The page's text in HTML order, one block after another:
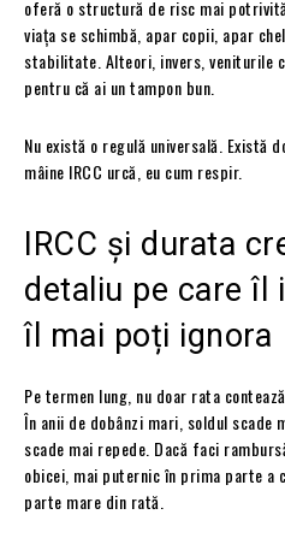
oferă o structură de risc mai
viața se schimbă, apar copii, apar
stabilitate. Alteori, invers, veniturile
pentru că ai un tampon bun.
Nu există o regulă universală. Există
mâine IRCC urcă, eu cum respir.
IRCC și durata
detaliu pe care îl
îl mai poți ignora
Pe termen lung, nu doar rata
În anii de dobânzi mari, soldul scade
scade mai repede. Dacă faci
obicei, mai puternic în prima parte a
parte mare din rată.